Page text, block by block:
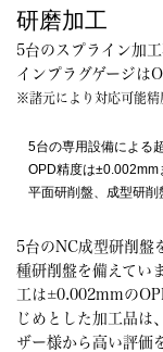
研磨加工
5台のスプライン加
インプラグゲージは
※諸元により対応可能精
5台の専用設備による
OPD精度は±0.002mm
平面研削盤、成型研
5台のNC成型研削盤
種研削盤を備えてい
工は±0.002mmの
じめとした加工品は
ザー様から高い評価